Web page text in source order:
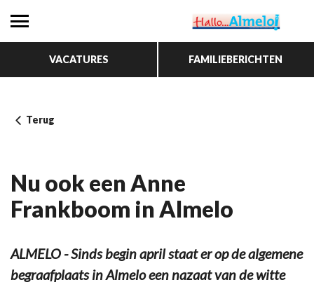
VACATURES FAMILIEBERICHTEN
Terug
Nu ook een Anne
Frankboom in Almelo
ALMELO - Sinds begin april staat er op de algemene
begraafplaats in Almelo een nazaat van de witte